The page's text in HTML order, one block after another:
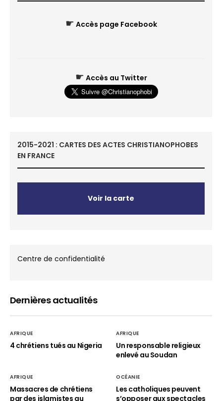
☛ Accès page Facebook
☛ Accès au Twitter
2015-2021 : CARTES DES ACTES CHRISTIANOPHOBES
EN FRANCE
Voir la carte
Centre de confidentialité
Dernières actualités
AFRIQUE
4 chrétiens tués au Nigeria
AFRIQUE
Un responsable religieux
enlevé au Soudan
AFRIQUE
Massacres de chrétiens
par des islamistes au
OCÉANIE
Les catholiques peuvent
s’opposer aux spectacles